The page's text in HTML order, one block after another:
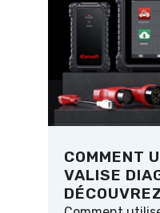
COMMENT
VALISE
DÉCOUVREZ